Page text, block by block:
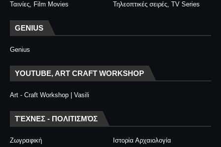
Ταινίες, Film Movies Τηλεοπτικές σειρές, TV Series
GENIUS
Genius
YOUTUBE, ART CRAFT WORKSHOP
Art - Craft Workshop | Vasili
ΤΈΧΝΕΣ - ΠΟΛΙΤΙΣΜΌΣ
Ζωγραφική
Ιστορία Αρχαιολογία